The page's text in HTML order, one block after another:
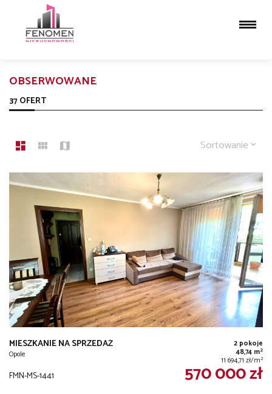
OBSERWOWANE
37 OFERT
Sortowanie
MIESZKANIE NA SPRZEDAŻ
Opole
2 pokoje
48,74 m2
11 694,71 zł/m2
FMN-MS-1441 570 000 zł